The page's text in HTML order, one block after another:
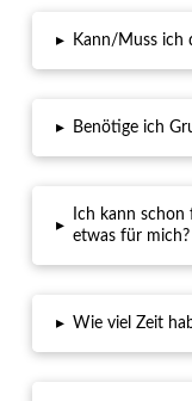
▸ Kann/Muss ich
▸ Benötige ich
▸
Ich kann
etwas für mich?
▸ Wie viel Zeit